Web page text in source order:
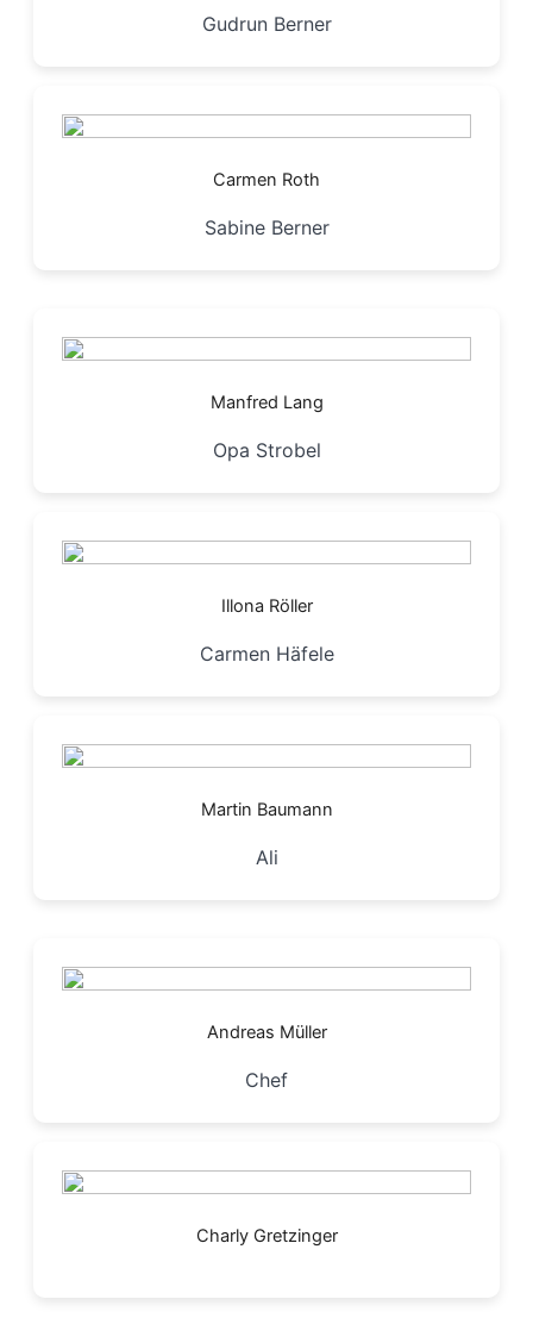
Gudrun Berner
Carmen Roth
Sabine Berner
Manfred Lang
Opa Strobel
Illona Röller
Carmen Häfele
Martin Baumann
Ali
Andreas Müller
Chef
Charly Gretzinger